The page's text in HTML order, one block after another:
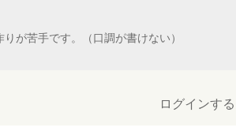
が苦手です。（口調が書けない）
ログインす